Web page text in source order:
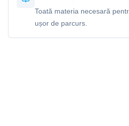
Toată materia necesară
ușor de parcurs.